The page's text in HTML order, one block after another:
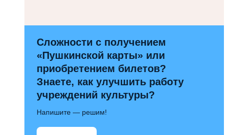
Сложности с получением
«Пушкинской карты» или
приобретением билетов?
Знаете, как улучшить работу
учреждений культуры?
Напишите — решим!